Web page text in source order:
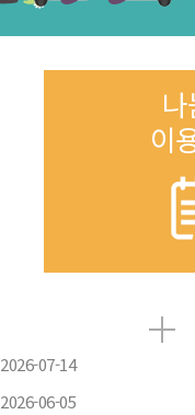
이
2026-07-14
2026-06-05